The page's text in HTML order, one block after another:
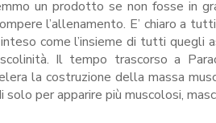
un prodotto se non fosse in
l’allenamento. E’ chiaro a
come l’insieme di tutti quegli
Il tempo trascorso a
la costruzione della massa
per apparire più muscolosi,